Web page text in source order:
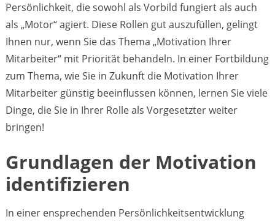
Persönlichkeit, die sowohl als Vorbild fungiert als auch
als „Motor“ agiert. Diese Rollen gut auszufüllen, gelingt
Ihnen nur, wenn Sie das Thema „Motivation Ihrer
Mitarbeiter“ mit Priorität behandeln. In einer Fortbildung
zum Thema, wie Sie in Zukunft die Motivation Ihrer
Mitarbeiter günstig beeinflussen können, lernen Sie viele
Dinge, die Sie in Ihrer Rolle als Vorgesetzter weiter
bringen!
Grundlagen der Motivation
identifizieren
In einer ensprechenden Persönlichkeitsentwicklung